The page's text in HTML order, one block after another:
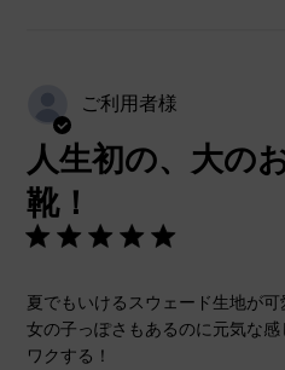
ご利用者様
人生初の、大の
靴！
夏でもいけるスウェード生地が
女の子っぽさもあるのに元気な
ワクする！